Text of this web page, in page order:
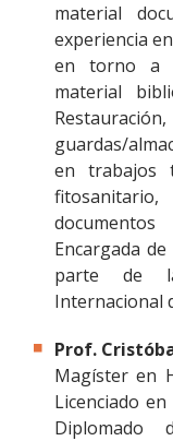
material
experiencia
en torno a
material
guardas/
en trabajos
Encargada
parte de
Internacional
Prof.
Magíster en
Licenciado
Diplomado